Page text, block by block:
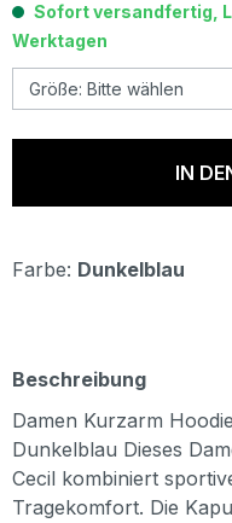
Sofort versandfertig,
Werktagen
IN
Farbe: Dunkelblau
Beschreibung
Damen Kurzarm
Dunkelblau Dieses
Cecil kombiniert
Tragekomfort. Die